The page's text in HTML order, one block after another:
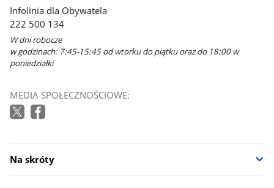
Infolinia dla Obywatela
222 500 134
W dni robocze
w godzinach: 7:45-15:45 od wtorku do piątku oraz do 18:00 w
poniedziałki
MEDIA SPOŁECZNOŚCIOWE:
Na skróty